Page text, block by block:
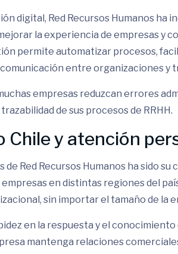
digital, Red Recursos Humanos ha
la experiencia de empresas y
permite automatizar procesos,
entre organizaciones y
empresas reduzcan errores
de sus procesos de RRHH.
Chile y atención
Red Recursos Humanos ha sido
en distintas regiones del
sin importar el tamaño de la
en la respuesta y el
mantenga relaciones